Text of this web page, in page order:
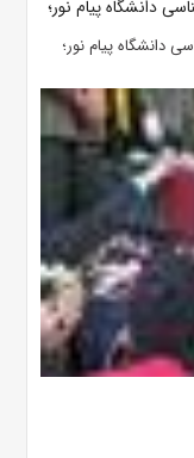
دانشگاه پیام نور؛